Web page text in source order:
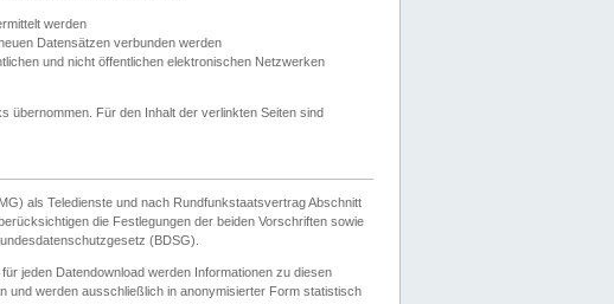
werden
Datensätzen verbunden werden
und nicht öffentlichen elektronischen Netzwerken
übernommen. Für den Inhalt der verlinkten Seiten sind
als Teledienste und nach Rundfunkstaatsvertrag Abschnitt
die Festlegungen der beiden Vorschriften sowie
(BDSG).
jeden Datendownload werden Informationen zu diesen
und werden ausschließlich in anonymisierter Form statistisch